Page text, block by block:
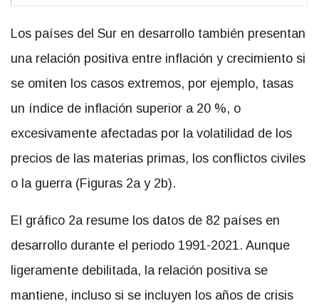
Los países del Sur en desarrollo también presentan
una relación positiva entre inflación y crecimiento si
se omiten los casos extremos, por ejemplo, tasas
un índice de inflación superior a 20 %, o
excesivamente afectadas por la volatilidad de los
precios de las materias primas, los conflictos civiles
o la guerra (Figuras 2a y 2b).
El gráfico 2a resume los datos de 82 países en
desarrollo durante el periodo 1991-2021. Aunque
ligeramente debilitada, la relación positiva se
mantiene, incluso si se incluyen los años de crisis